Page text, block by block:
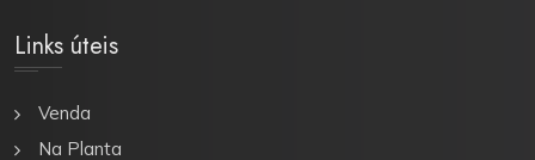
Links úteis
Venda
Na Planta